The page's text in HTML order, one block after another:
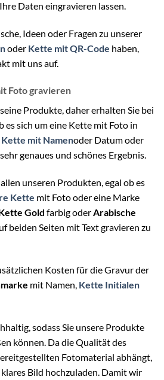
Daten eingravieren lassen.
Ideen oder Fragen zu unserer
oder Kette mit QR-Code haben,
mit uns auf.
Foto gravieren
Produkte, daher erhalten Sie bei
es sich um eine Kette mit Foto in
Kette mit Namenoder Datum oder
genaues und schönes Ergebnis.
unseren Produkten, egal ob es
Kette mit Foto oder eine Marke
Gold farbig oderArabische
beiden Seiten mit Text gravieren zu
Kosten für die Gravur der
mit Namen, Kette Initialen
sodass Sie unsere Produkte
können. Da die Qualität des
Fotomaterial abhängt,
Bild hochzuladen. Damit wir